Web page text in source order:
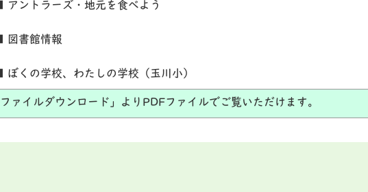
アントラーズ・地元を食べよう
図書館情報
ぼくの学校、わたしの学校（玉川小）
ァイルダウンロード」よりPDFファイルでご覧いただけます。